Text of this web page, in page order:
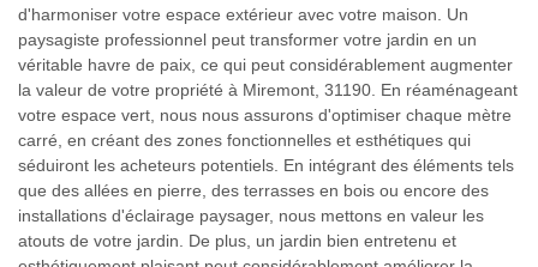
d'harmoniser votre espace extérieur avec votre maison. Un
paysagiste professionnel peut transformer votre jardin en un
véritable havre de paix, ce qui peut considérablement augmenter
la valeur de votre propriété à Miremont, 31190. En réaménageant
votre espace vert, nous nous assurons d'optimiser chaque mètre
carré, en créant des zones fonctionnelles et esthétiques qui
séduiront les acheteurs potentiels. En intégrant des éléments tels
que des allées en pierre, des terrasses en bois ou encore des
installations d'éclairage paysager, nous mettons en valeur les
atouts de votre jardin. De plus, un jardin bien entretenu et